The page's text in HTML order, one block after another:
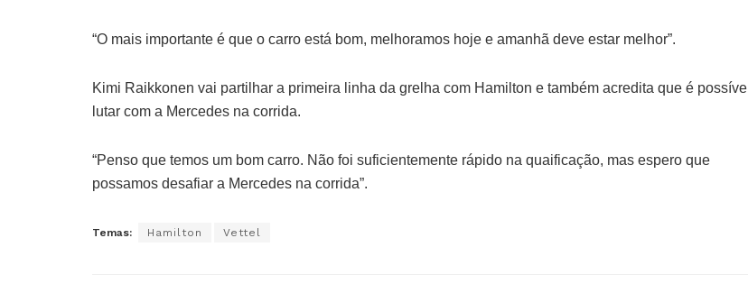
“O mais importante é que o carro está bom, melhoramos hoje e amanhã deve estar melhor”.
Kimi Raikkonen vai partilhar a primeira linha da grelha com Hamilton e também acredita que é possível
lutar com a Mercedes na corrida.
“Penso que temos um bom carro. Não foi suficientemente rápido na quaificação, mas espero que
possamos desafiar a Mercedes na corrida”.
Temas: Hamilton Vettel